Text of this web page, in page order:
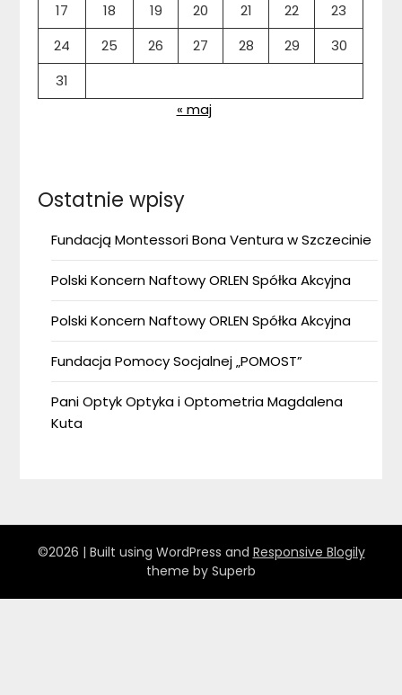
17
18 19 20 21 22
23
24
25 26 27 28 29
30
31
« maj
Ostatnie wpisy
Fundacją Montessori Bona Ventura w Szczecinie
Polski Koncern Naftowy ORLEN Spółka Akcyjna
Polski Koncern Naftowy ORLEN Spółka Akcyjna
Fundacja Pomocy Socjalnej „POMOST”
Pani Optyk Optyka i Optometria Magdalena
Kuta
©2026 | Built using WordPress and Responsive Blogily
theme by Superb